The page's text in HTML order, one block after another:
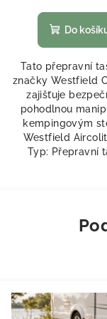
Do
Tato přepravní
značky Westfield
zajišťuje
pohodlnou
kempingovým
Westfield
Typ: Přepravní